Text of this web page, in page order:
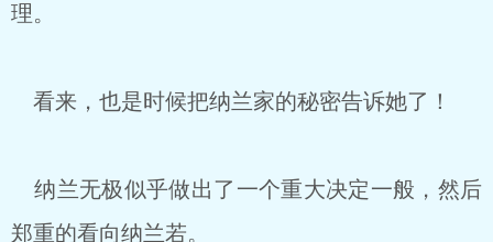
理。
看来，也是时候把纳兰家的秘密告诉她了！
纳兰无极似乎做出了一个重大决定一般，然后
郑重的看向纳兰若。